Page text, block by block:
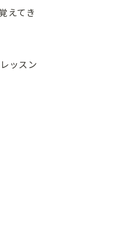
えてき
ッスン